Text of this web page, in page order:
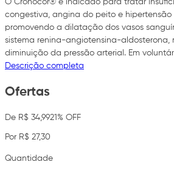
O Cronocor® é indicado para tratar
congestiva, angina do peito e hipertensão
promovendo a dilatação dos vasos
sistema renina-angiotensina-aldosterona,
diminuição da pressão arterial. Em
Descrição completa
Ofertas
De R$ 34,9921% OFF
Por R$ 27,30
Quantidade